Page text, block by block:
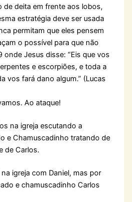
de deita em frente aos lobos,
estratégia deve ser usada
permitam que eles pensem
o possível para que não
onde Jesus disse: “Eis que vos
e escorpiões, e toda a
vos fará dano algum.” (Lucas
Ao ataque!
na igreja escutando a
e Chamuscadinho tratando de
de Carlos.
na igreja com Daniel, mas por
e chamuscadinho Carlos